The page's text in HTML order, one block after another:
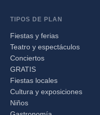
TIPOS DE PLAN
Fiestas y ferias
Teatro y espectáculos
Conciertos
GRATIS
Fiestas locales
Cultura y exposiciones
Niños